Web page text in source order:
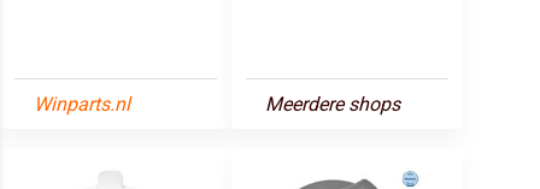
Winparts.nl Meerdere shops